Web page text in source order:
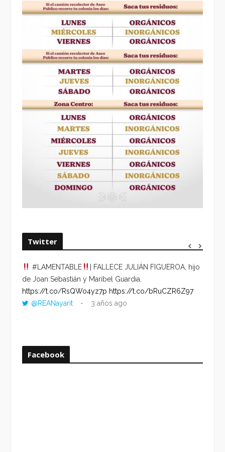
Twitter
#LAMENTABLE
| FALLECE JULIÁN FIGUEROA, hijo
de Joan Sebastián y Maribel Guardia.
https://t.co/RsQWo4yz7p https://t.co/bRuCZR6Z97
@REANayarit
3 años ago
Facebook